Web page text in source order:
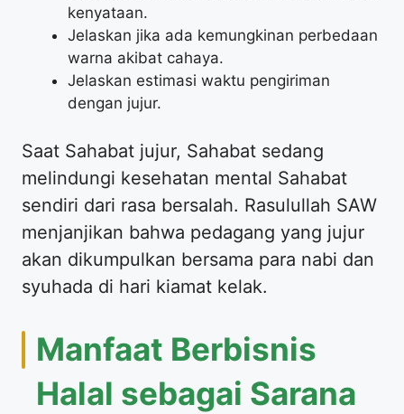
kenyataan.
Jelaskan jika ada kemungkinan perbedaan
warna akibat cahaya.
Jelaskan estimasi waktu pengiriman
dengan jujur.
Saat Sahabat jujur, Sahabat sedang
melindungi kesehatan mental Sahabat
sendiri dari rasa bersalah. Rasulullah SAW
menjanjikan bahwa pedagang yang jujur
akan dikumpulkan bersama para nabi dan
syuhada di hari kiamat kelak.
Manfaat Berbisnis
Halal sebagai Sarana